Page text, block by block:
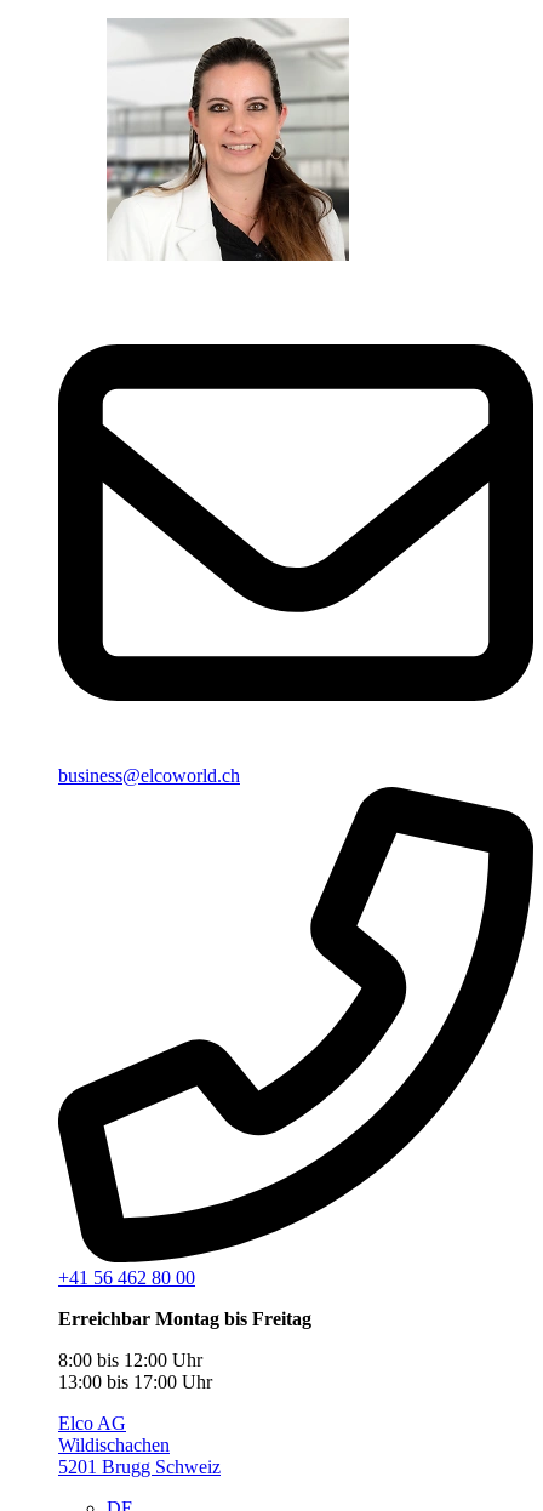
business@elcoworld.ch
+41 56 462 80 00
Erreichbar Montag bis Freitag
8:00 bis 12:00 Uhr
13:00 bis 17:00 Uhr
Elco AG
Wildischachen
5201 Brugg Schweiz